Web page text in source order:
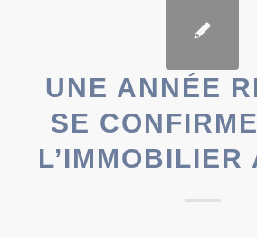
UNE ANNÉE
SE
L’IMMOBILIER